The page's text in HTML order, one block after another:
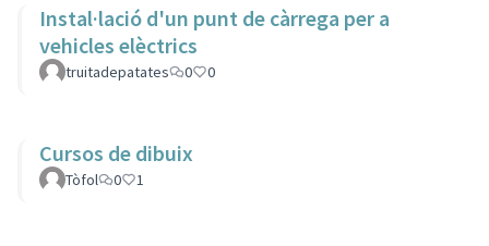
Instal·lació d'un punt de càrrega per a
vehicles elèctrics
truitadepatates 0 0
Cursos de dibuix
Tòfol 0 1